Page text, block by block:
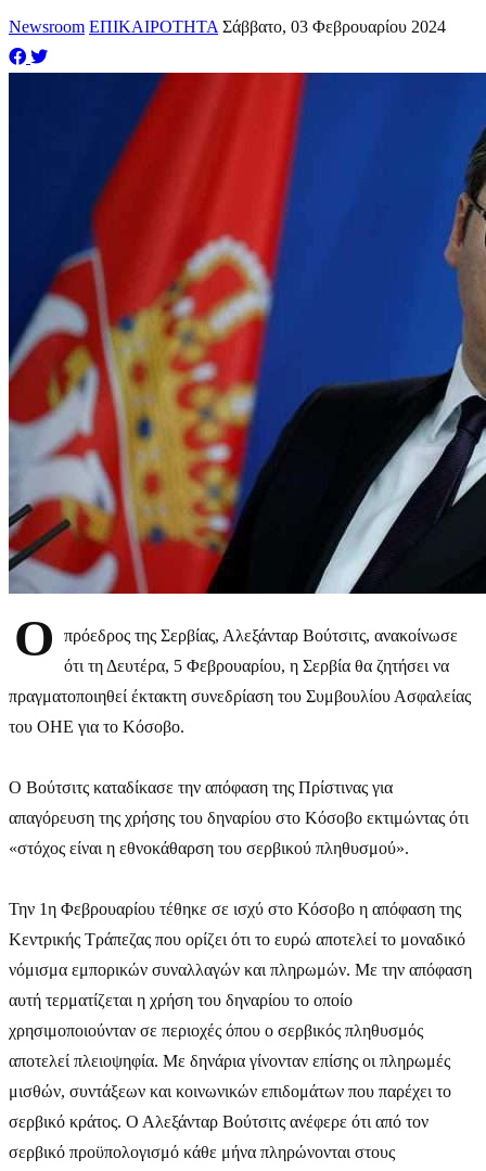
Newsroom ΕΠΙΚΑΙΡΟΤΗΤΑ Σάββατο, 03 Φεβρουαρίου 2024
Ο
πρόεδρος της Σερβίας, Αλεξάνταρ Βούτσιτς, ανακοίνωσε
ότι τη Δευτέρα, 5 Φεβρουαρίου, η Σερβία θα ζητήσει να
πραγματοποιηθεί έκτακτη συνεδρίαση του Συμβουλίου Ασφαλείας
του ΟΗΕ για το Κόσοβο.
Ο Βούτσιτς καταδίκασε την απόφαση της Πρίστινας για
απαγόρευση της χρήσης του δηναρίου στο Κόσοβο εκτιμώντας ότι
«στόχος είναι η εθνοκάθαρση του σερβικού πληθυσμού».
Την 1η Φεβρουαρίου τέθηκε σε ισχύ στο Κόσοβο η απόφαση της
Κεντρικής Τράπεζας που ορίζει ότι το ευρώ αποτελεί το μοναδικό
νόμισμα εμπορικών συναλλαγών και πληρωμών. Με την απόφαση
αυτή τερματίζεται η χρήση του δηναρίου το οποίο
χρησιμοποιούνταν σε περιοχές όπου ο σερβικός πληθυσμός
αποτελεί πλειοψηφία. Με δηνάρια γίνονταν επίσης οι πληρωμές
μισθών, συντάξεων και κοινωνικών επιδομάτων που παρέχει το
σερβικό κράτος. Ο Αλεξάνταρ Βούτσιτς ανέφερε ότι από τον
σερβικό προϋπολογισμό κάθε μήνα πληρώνονται στους